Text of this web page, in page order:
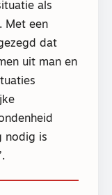
als
Met een
dat
uit man en
nodig is